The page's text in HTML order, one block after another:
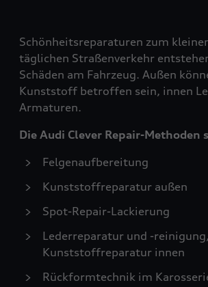
Schönheitsreparaturen zum
täglichen Straßenverkehr
Schäden am Fahrzeug. Außen
Kunststoff betroffen sein, innen
Armaturen.
Die Audi Clever Repair-Methoden
Felgenaufbereitung
Kunststoffreparatur außen
Spot-Repair-Lackierung
Lederreparatur und -reinigung,
Kunststoffreparatur innen
Rückformtechnik im